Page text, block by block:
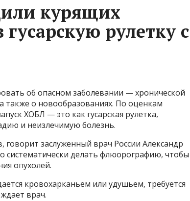
курящих
гусарскую рулетку с
об опасном заболевании — хронической
также о новообразованиях. По оценкам
ХОБЛ — это как гусарская рулетка,
и неизлечимую болезнь.
заслуженный врач России Александр
делать флюорографию, чтобы
опухолей.
кровохарканьем или удушьем, требуется
врач.